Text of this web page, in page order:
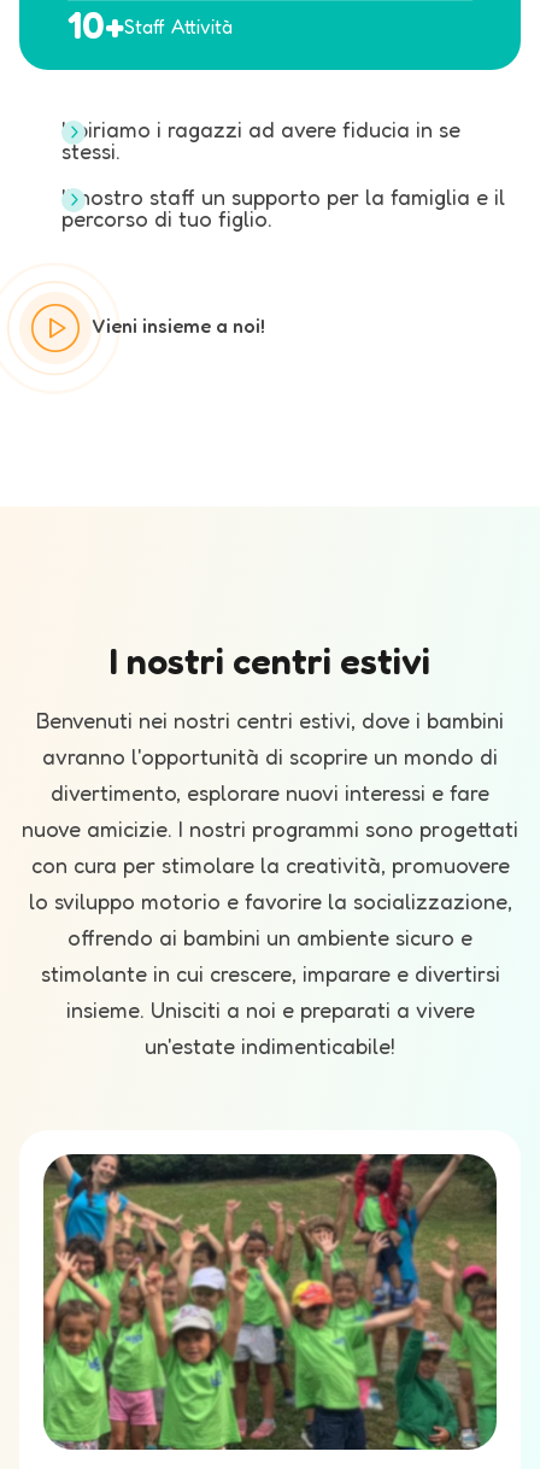
10+Staff Attività
Ispiriamo i ragazzi ad avere fiducia in se
stessi.
Il nostro staff un supporto per la famiglia e il
percorso di tuo figlio.
Vieni insieme a noi!
I nostri centri estivi
Benvenuti nei nostri centri estivi, dove i bambini
avranno l'opportunità di scoprire un mondo di
divertimento, esplorare nuovi interessi e fare
nuove amicizie. I nostri programmi sono progettati
con cura per stimolare la creatività, promuovere
lo sviluppo motorio e favorire la socializzazione,
offrendo ai bambini un ambiente sicuro e
stimolante in cui crescere, imparare e divertirsi
insieme. Unisciti a noi e preparati a vivere
un'estate indimenticabile!